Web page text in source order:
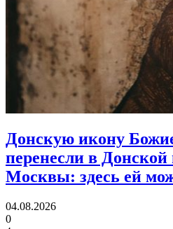
Донскую икону
перенесли в
Москвы: здесь ей
04.08.2026
0